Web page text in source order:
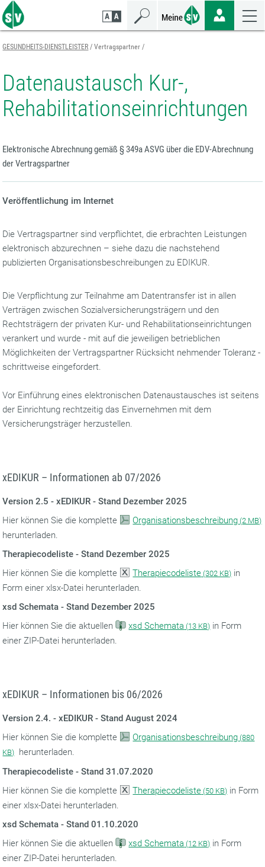
Zum
Seiteninhalt
springen
Zur
Navigation
springen
Zur
Mobilen
Navigation
springen
GESUNDHEITS-DIENSTLEISTER Vertragspartner
Datenaustausch Kur-,
Rehabilitationseinrichtungen
Elektronische Abrechnung gemäß § 349a ASVG über die EDV-Abrechnung
der Vertragspartner
Veröffentlichung im Internet
Die Vertragspartner sind verpflichtet, die erbrachten Leistungen
elektronisch abzurechnen – siehe dazu die nachstehend
publizierten Organisationsbeschreibungen zu EDIKUR.
Die Verpflichtung zur Teilnahme am Datentransfer ist in allen
Verträgen zwischen Sozialversicherungsträgern und den
Rechtsträgern der privaten Kur- und Rehabilitationseinrichtungen
verankert und wurde - mit auf die jeweiligen betrieblichen
Möglichkeiten der Vertragspartner Rücksicht nehmender Toleranz -
schrittweise eingefordert.
Vor Einführung eines elektronischen Datenaustausches ist seitens
der Einrichtung rechtzeitig das Einvernehmen mit dem
Versicherungsträger herzustellen.
xEDIKUR – Informationen ab 07/2026
Version 2.5 - xEDIKUR - Stand Dezember 2025
Hier können Sie die komplette
Organisationsbeschreibung (2 MB)
herunterladen.
Therapiecodeliste - Stand Dezember 2025
Hier können Sie die komplette
Therapiecodeliste (302 KB) in
Form einer xlsx-Datei herunterladen.
xsd Schemata - Stand Dezember 2025
Hier können Sie die aktuellen
xsd Schemata (13 KB) in Form
einer ZIP-Datei herunterladen.
xEDIKUR – Informationen bis 06/2026
Version 2.4. - xEDIKUR - Stand August 2024
Hier können Sie die komplette
Organisationsbeschreibung (880
KB) herunterladen.
Therapiecodeliste - Stand 31.07.2020
Hier können Sie die komplette
Therapiecodeliste (50 KB) in Form
einer xlsx-Datei herunterladen.
xsd Schemata - Stand 01.10.2020
Hier können Sie die aktuellen
xsd Schemata (12 KB) in Form
einer ZIP-Datei herunterladen.